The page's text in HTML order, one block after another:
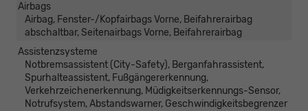
Airbags
Airbag, Fenster-/Kopfairbags Vorne, Beifahrerairbag
abschaltbar, Seitenairbags Vorne, Beifahrerairbag
Assistenzsysteme
Notbremsassistent (City-Safety), Berganfahrassistent,
Spurhalteassistent, Fußgängererkennung,
Verkehrzeichenerkennung, Müdigkeitserkennungs-Sensor,
Notrufsystem, Abstandswarner, Geschwindigkeitsbegrenzer